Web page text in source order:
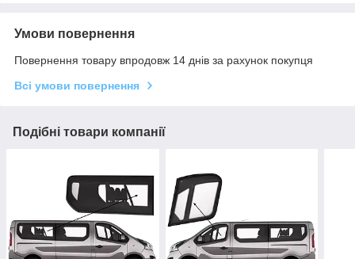
Умови повернення
Повернення товару впродовж 14 днів за рахунок покупця
Всі умови повернення
Подібні товари компанії